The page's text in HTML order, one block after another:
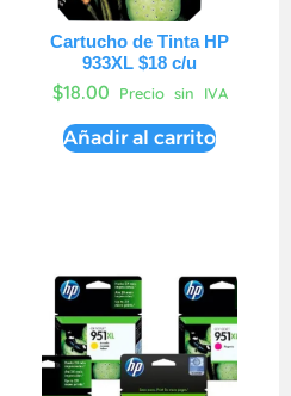
Cartucho de Tinta HP
933XL $18 c/u
$18.00 Precio sin IVA
Añadir al carrito